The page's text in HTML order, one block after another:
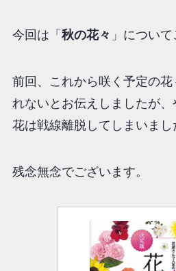
今回は「 秋の花々 」について
前回、これから咲く予定の
れないとお伝えしましたが
花は戦線離脱してしまいまし
残念無念でございます。